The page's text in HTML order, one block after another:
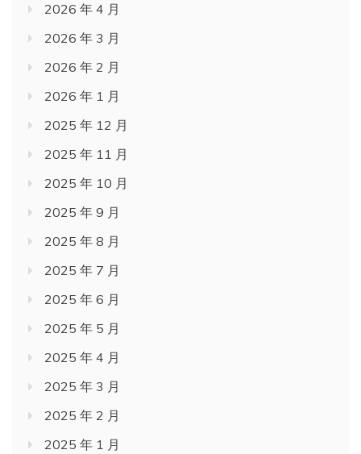
2026 年 4 月
2026 年 3 月
2026 年 2 月
2026 年 1 月
2025 年 12 月
2025 年 11 月
2025 年 10 月
2025 年 9 月
2025 年 8 月
2025 年 7 月
2025 年 6 月
2025 年 5 月
2025 年 4 月
2025 年 3 月
2025 年 2 月
2025 年 1 月